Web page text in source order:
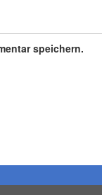
speichern.